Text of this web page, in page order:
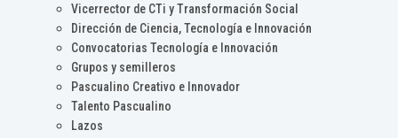
Vicerrector de CTi y Transformación Social
Dirección de Ciencia, Tecnología e Innovación
Convocatorias Tecnología e Innovación
Grupos y semilleros
Pascualino Creativo e Innovador
Talento Pascualino
Lazos